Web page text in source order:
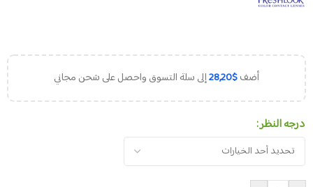
أضف 28,20$ إلى سلة التسوق واحصل على شحن مجاني
درجه النظر